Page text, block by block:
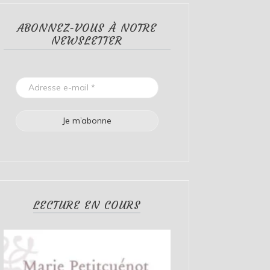
ABONNEZ-VOUS À NOTRE
NEWSLETTER
LECTURE EN COURS